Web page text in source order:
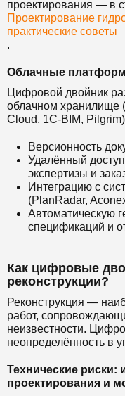
проектирования — в
Проектирование
практические советы
.
Облачные
Цифровой двойник
облачном хранилище
Cloud, 1С-BIM,
Версионность
Удалённый
экспертизы и
Интеграцию с
(PlanRadar,
Автоматическую
спецификаций и
Как цифровые
реконструкции?
Реконструкция —
работ,
неизвестности.
неопределённость в
Технические риски:
проектирования и